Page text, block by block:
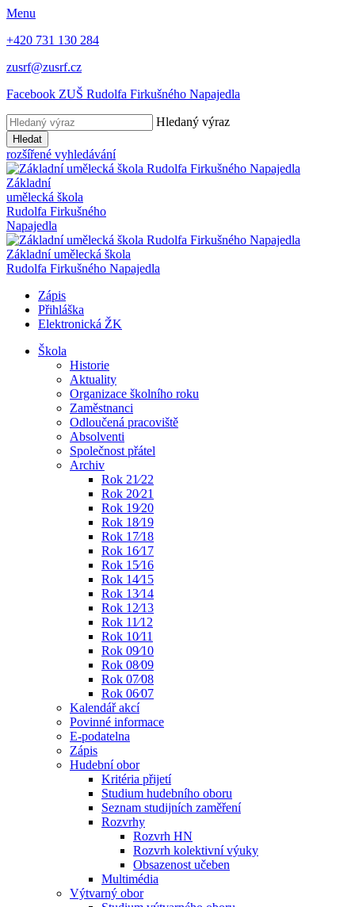
Menu
+420 731 130 284
zusrf@zusrf.cz
Facebook ZUŠ Rudolfa Firkušného Napajedla
Hledaný výraz
Hledat
rozšířené vyhledávání
Základní
umělecká škola
Rudolfa Firkušného
Napajedla
Základní umělecká škola
Rudolfa Firkušného Napajedla
Zápis
Přihláška
Elektronická ŽK
Škola
Historie
Aktuality
Organizace školního roku
Zaměstnanci
Odloučená pracoviště
Absolventi
Společnost přátel
Archiv
Rok 21⁄22
Rok 20⁄21
Rok 19⁄20
Rok 18⁄19
Rok 17⁄18
Rok 16⁄17
Rok 15⁄16
Rok 14⁄15
Rok 13⁄14
Rok 12⁄13
Rok 11⁄12
Rok 10⁄11
Rok 09⁄10
Rok 08⁄09
Rok 07⁄08
Rok 06⁄07
Kalendář akcí
Povinné informace
E-podatelna
Zápis
Hudební obor
Kritéria přijetí
Studium hudebního oboru
Seznam studijních zaměření
Rozvrhy
Rozvrh HN
Rozvrh kolektivní výuky
Obsazenost učeben
Multimédia
Výtvarný obor